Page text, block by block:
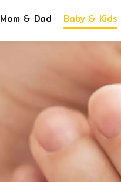
Mom & Dad Baby & Kids